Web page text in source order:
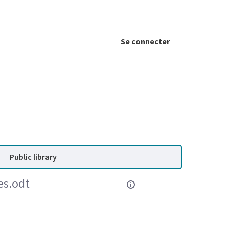
Se connecter
Public library